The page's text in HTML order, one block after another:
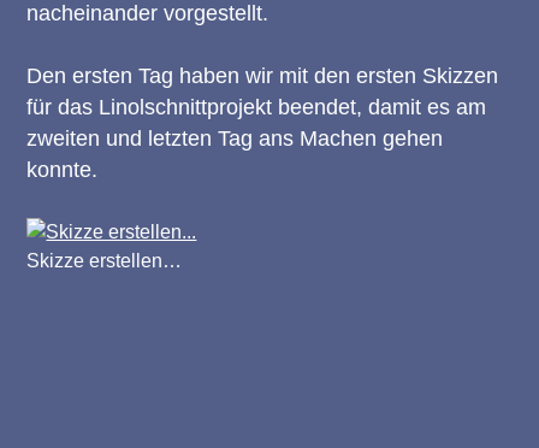
nacheinander vorgestellt.
Den ersten Tag haben wir mit den ersten Skizzen
für das Linolschnittprojekt beendet, damit es am
zweiten und letzten Tag ans Machen gehen
konnte.
Skizze erstellen…